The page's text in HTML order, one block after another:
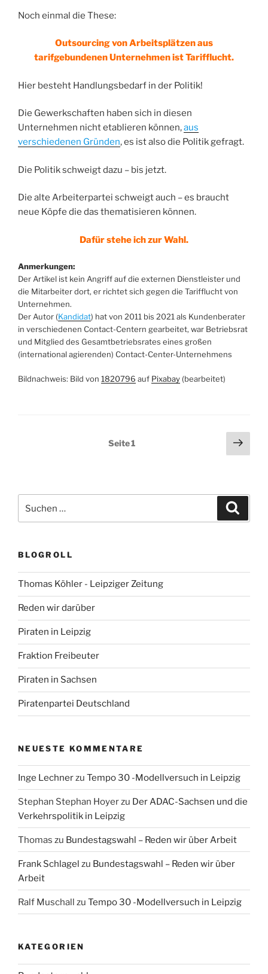
Noch einmal die These:
Outsourcing von Arbeitsplätzen aus
tarifgebundenen Unternehmen ist Tarifflucht.
Hier besteht Handlungsbedarf in der Politik!
Die Gewerkschaften haben sich in diesen
Unternehmen nicht etablieren können,aus
verschiedenen Gründen, es ist also die Politik gefragt.
Die Politik schweigt dazu – bis jetzt.
Die alte Arbeiterpartei schweigt auch – es braucht
neue Köpfe die das thematisieren können.
Dafür stehe ich zur Wahl.
Anmerkungen:
Der Artikel ist kein Angriff auf die externen Dienstleister und
die Mitarbeiter dort, er richtet sich gegen die Tarifflucht von
Unternehmen.
Der Autor (Kandidat) hat von 2011 bis 2021 als Kundenberater
in verschiedenen Contact-Centern gearbeitet, war Betriebsrat
und Mitglied des Gesamtbetriebsrates eines großen
(international agierenden) Contact-Center-Unternehmens
Bildnachweis: Bild von 1820796 auf Pixabay (bearbeitet)
Seitennummerierung
Seite1
nach:
BLOGROLL
Thomas Köhler - Leipziger Zeitung
Reden wir darüber
Piraten in Leipzig
Fraktion Freibeuter
Piraten in Sachsen
Piratenpartei Deutschland
NEUESTE KOMMENTARE
Inge Lechnerzu Tempo 30 -Modellversuch in Leipzig
Stephan Stephan Hoyerzu Der ADAC-Sachsen und die
Verkehrspolitik in Leipzig
Thomas zu Bundestagswahl – Reden wir über Arbeit
Frank Schlagel zu Bundestagswahl – Reden wir über
Arbeit
Ralf Muschall zu Tempo 30 -Modellversuch in Leipzig
KATEGORIEN